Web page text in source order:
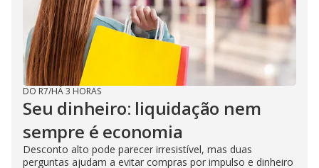
DO R7/HÁ 3 HORAS
Seu dinheiro: liquidação nem
sempre é economia
Desconto alto pode parecer irresistível, mas duas
perguntas ajudam a evitar compras por impulso e dinheiro